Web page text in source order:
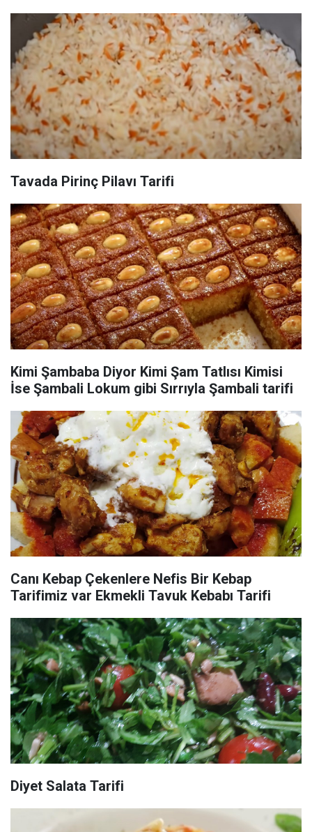
Tavada Pirinç Pilavı Tarifi
Kimi Şambaba Diyor Kimi Şam Tatlısı Kimisi
İse Şambali Lokum gibi Sırrıyla Şambali tarifi
Canı Kebap Çekenlere Nefis Bir Kebap
Tarifimiz var Ekmekli Tavuk Kebabı Tarifi
Diyet Salata Tarifi